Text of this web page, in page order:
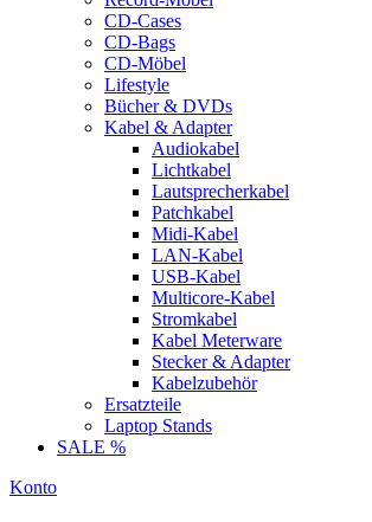
CD-Cases
CD-Bags
CD-Möbel
Lifestyle
Bücher & DVDs
Kabel & Adapter
Audiokabel
Lichtkabel
Lautsprecherkabel
Patchkabel
Midi-Kabel
LAN-Kabel
USB-Kabel
Multicore-Kabel
Stromkabel
Kabel Meterware
Stecker & Adapter
Kabelzubehör
Ersatzteile
Laptop Stands
SALE %
Konto